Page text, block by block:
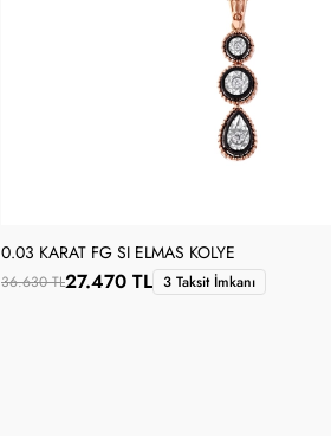
0.03 KARAT FG SI ELMAS KOLYE
36.630 TL27.470 TL 3 Taksit İmkanı